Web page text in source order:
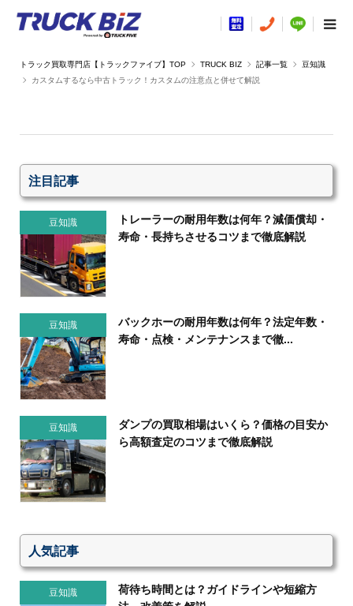
TRUCK BIZ 記事一覧
豆知識
カスタムするなら中古トラック！カスタムの注意点と併せて解説
注目記事
豆知識
トレーラーの耐用年数は何年？減価償却・
寿命・長持ちさせるコツまで徹底解説
豆知識
バックホーの耐用年数は何年？法定年数・
寿命・点検・メンテナンスまで徹...
豆知識
ダンプの買取相場はいくら？価格の目安か
ら高額査定のコツまで徹底解説
人気記事
豆知識
荷待ち時間とは？ガイドラインや短縮方